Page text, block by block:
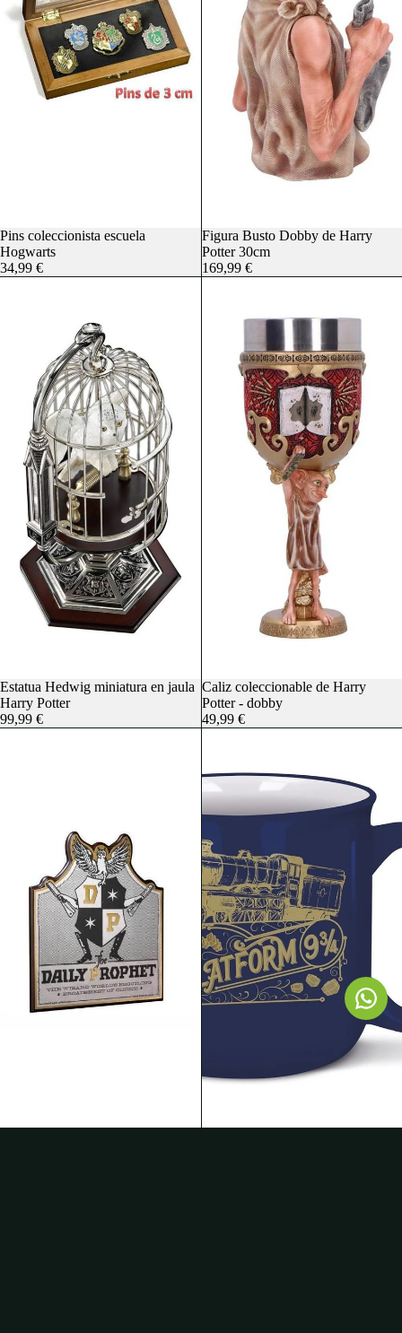
Pins coleccionista escuela
Hogwarts
34,99 €
Figura Busto Dobby de Harry
Potter 30cm
169,99 €
Estatua Hedwig miniatura en jaula
Harry Potter
99,99 €
Caliz coleccionable de Harry
Potter - dobby
49,99 €